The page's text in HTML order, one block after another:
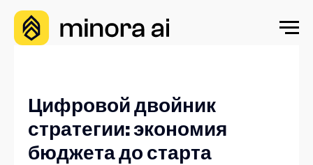
Цифровой двойник
стратегии: экономия
бюджета до старта